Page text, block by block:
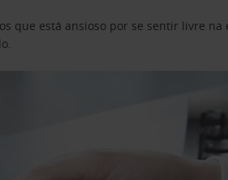
que está ansioso por se sentir livre